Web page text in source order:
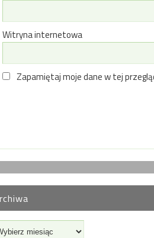
Witryna internetowa
Zapamiętaj moje dane w tej